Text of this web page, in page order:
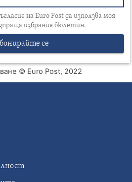
на Euro Post да използва моя
избрания бюлетин.
се
© Euro Post, 2022